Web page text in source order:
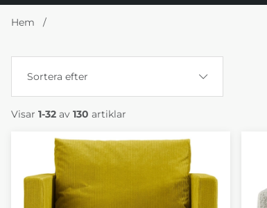
Hem
Sortera efter
Visar 1-32 av 130 artiklar
Produkter